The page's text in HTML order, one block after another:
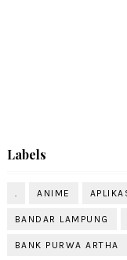
Labels
. ANIME
BANDAR LAMPUNG
BANK PURWA ARTHA